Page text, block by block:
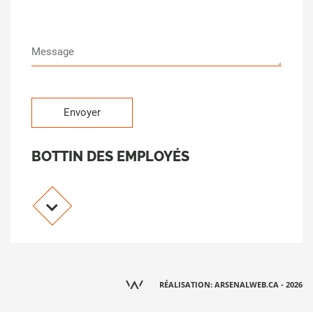
BOTTIN DES EMPLOYÉS
RÉALISATION: ARSENALWEB.CA - 2026